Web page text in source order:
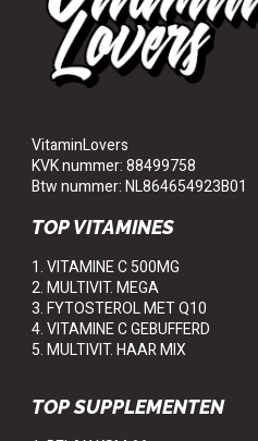
VitaminLovers
KVK nummer: 88499758
Btw nummer: NL864654923B01
TOP VITAMINES
1. VITAMINE C 500MG
2. MULTIVIT. MEGA
3. FYTOSTEROL MET Q10
4. VITAMINE C GEBUFFERD
5. MULTIVIT. HAAR MIX
TOP SUPPLEMENTEN